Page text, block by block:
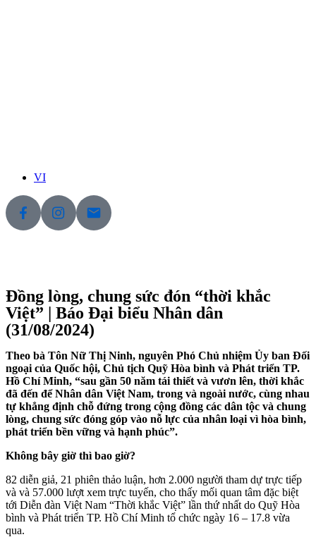
VI
Đồng lòng, chung sức đón “thời khắc
Việt” | Báo Đại biểu Nhân dân
(31/08/2024)
Theo bà Tôn Nữ Thị Ninh, nguyên Phó Chủ nhiệm Ủy ban Đối
ngoại của Quốc hội, Chủ tịch Quỹ Hòa bình và Phát triển TP.
Hồ Chí Minh, “sau gần 50 năm tái thiết và vươn lên, thời khắc
đã đến để Nhân dân Việt Nam, trong và ngoài nước, cùng nhau
tự khẳng định chỗ đứng trong cộng đồng các dân tộc và chung
lòng, chung sức đóng góp vào nỗ lực của nhân loại vì hòa bình,
phát triển bền vững và hạnh phúc”.
Không bây giờ thì bao giờ?
82 diễn giả, 21 phiên thảo luận, hơn 2.000 người tham dự trực tiếp
và và 57.000 lượt xem trực tuyến, cho thấy mối quan tâm đặc biệt
tới Diễn đàn Việt Nam “Thời khắc Việt” lần thứ nhất do Quỹ Hòa
bình và Phát triển TP. Hồ Chí Minh tổ chức ngày 16 – 17.8 vừa
qua.